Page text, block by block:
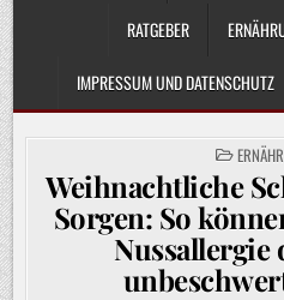
RATGEBER
IMPRESSUM UND DATENSCHUTZ
POSTED
IN
Weihnachtliche
Sorgen: So
Nussallergie